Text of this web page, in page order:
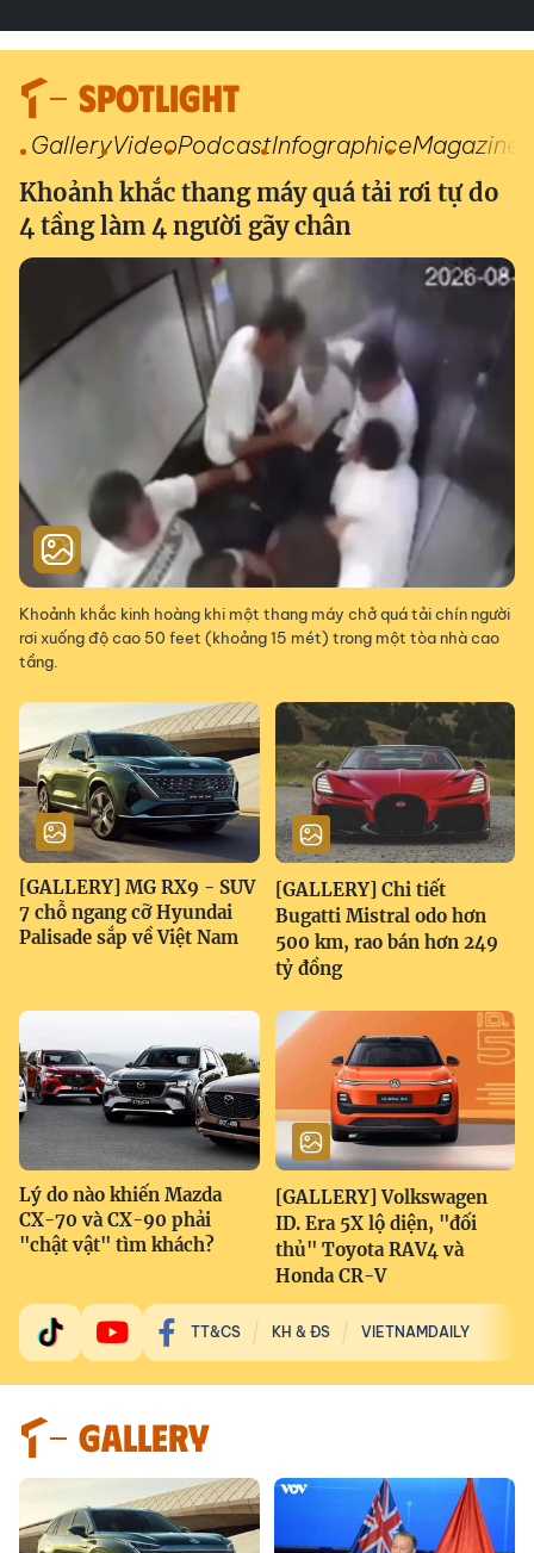
SPOTLIGHT
GalleryVideoPodcastInfographiceMagazine
Khoảnh khắc thang máy quá tải rơi tự do
4 tầng làm 4 người gãy chân
Khoảnh khắc kinh hoàng khi một thang máy chở quá tải chín người
rơi xuống độ cao 50 feet (khoảng 15 mét) trong một tòa nhà cao
tầng.
[GALLERY] MG RX9 - SUV
7 chỗ ngang cỡ Hyundai
Palisade sắp về Việt Nam
[GALLERY] Chi tiết
Bugatti Mistral odo hơn
500 km, rao bán hơn 249
tỷ đồng
Lý do nào khiến Mazda
CX-70 và CX-90 phải
"chật vật" tìm khách?
[GALLERY] Volkswagen
ID. Era 5X lộ diện, "đối
thủ" Toyota RAV4 và
Honda CR-V
TT&CS KH & ĐS VIETNAMDAILY
GALLERY